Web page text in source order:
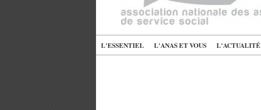
L'ESSENTIEL L'ANAS ET VOUS L'ACTUALITÉ